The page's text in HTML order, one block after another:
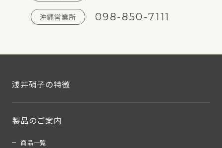
沖縄営業所 098-850-7111
浅井硝子の特徴
製品のご案内
商品一覧